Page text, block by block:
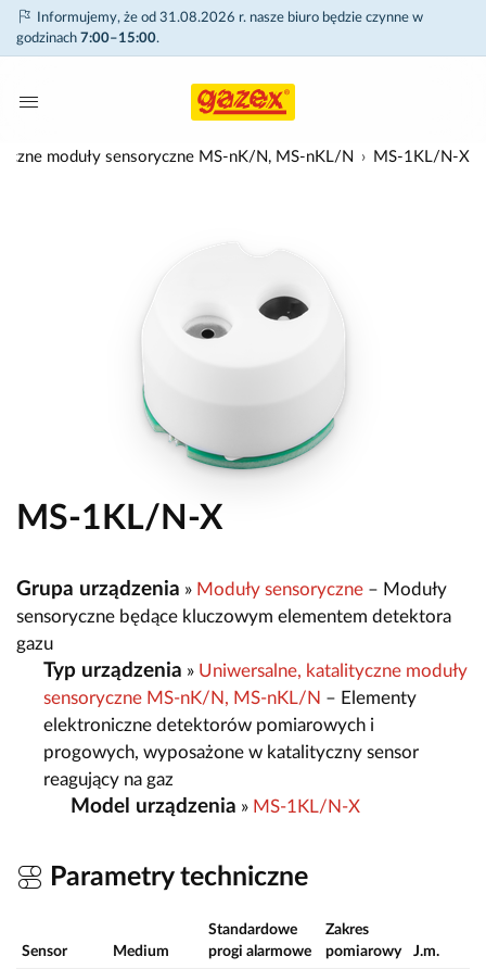
Informujemy, że od 31.08.2026 r. nasze biuro będzie czynne w
godzinach 7:00–15:00.
moduły sensoryczne MS-nK/N, MS-nKL/N MS-1KL/N-X
MS-1KL/N-X
Grupa urządzenia » Moduły sensoryczne – Moduły
sensoryczne będące kluczowym elementem detektora
gazu
Typ urządzenia » Uniwersalne, katalityczne moduły
sensoryczne MS-nK/N, MS-nKL/N – Elementy
elektroniczne detektorów pomiarowych i
progowych, wyposażone w katalityczny sensor
reagujący na gaz
Model urządzenia » MS-1KL/N-X
Parametry techniczne
Sensor Medium
Standardowe
progi alarmowe
Zakres
pomiarowy
J.m.